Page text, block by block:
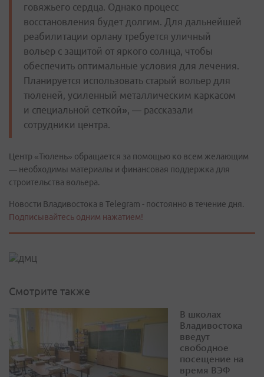
говяжьего сердца. Однако процесс
восстановления будет долгим. Для дальнейшей
реабилитации орлану требуется уличный
вольер с защитой от яркого солнца, чтобы
обеспечить оптимальные условия для лечения.
Планируется использовать старый вольер для
тюленей, усиленный металлическим каркасом
и специальной сеткой», — рассказали
сотрудники центра.
Центр «Тюлень» обращается за помощью ко всем желающим
— необходимы материалы и финансовая поддержка для
строительства вольера.
Новости Владивостока в Telegram - постоянно в течение дня.
Подписывайтесь одним нажатием!
Смотрите также
В школах
Владивостока
введут
свободное
посещение на
время ВЭФ